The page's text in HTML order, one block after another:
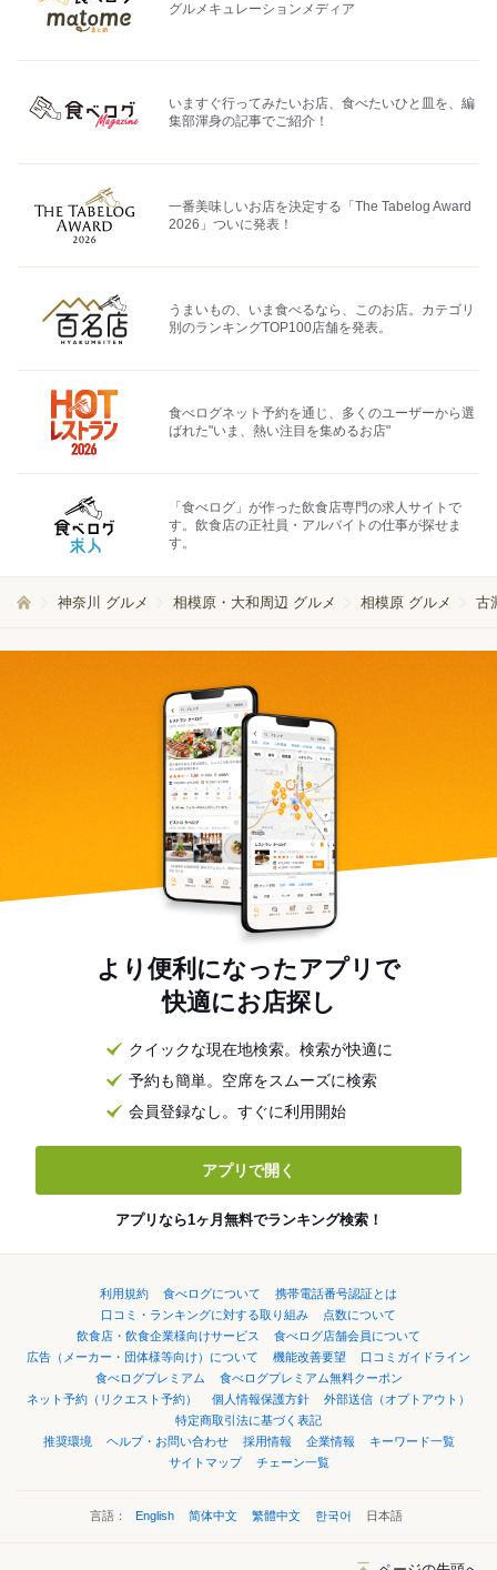
グルメキュレーションメディア
いますぐ行ってみたいお店、食べたいひと皿を、編
集部渾身の記事でご紹介！
一番美味しいお店を決定する「The Tabelog Award
2026」ついに発表！
うまいもの、いま食べるなら、このお店。カテゴリ
別のランキングTOP100店舗を発表。
食べログネット予約を通じ、多くのユーザーから選
ばれた"いま、熱い注目を集めるお店"
「食べログ」が作った飲食店専門の求人サイトで
す。飲食店の正社員・アルバイトの仕事が探せま
す。
神奈川 グルメ 相模原・大和周辺 グルメ 相模原 グルメ 古
より便利になったアプリで
快適にお店探し
クイックな現在地検索。検索が快適に
予約も簡単。空席をスムーズに検索
会員登録なし。すぐに利用開始
アプリで開く
アプリなら1ヶ月無料でランキング検索！
利用規約 食べログについて
携帯電話番号認証とは
口コミ・ランキングに対する取り組み
点数について
飲食店・飲食企業様向けサービス
食べログ店舗会員について
広告（メーカー・団体様等向け）について
機能改善要望
口コミガイドライン
食べログプレミアム
食べログプレミアム無料クーポン
ネット予約（リクエスト予約）
個人情報保護方針
外部送信（オプトアウト）
特定商取引法に基づく表記
推奨環境
ヘルプ・お問い合わせ 採用情報 企業情報
キーワード一覧
サイトマップ
チェーン一覧
言語： English 简体中文 繁體中文 한국어 日本語